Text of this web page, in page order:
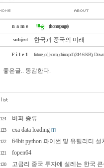
n a m e (homepage)
subject 한국과 중국의 미래
F i l e 1 future_of_korea_china.pdf (314.6 KB),
좋은글.. 동감한다.
124 버퍼 종류
123 exa data loading [1]
122 64bit python 파이썬 및 유틸리티 설
121 fopen64
120 고금리 중국 투자에 설레는 한국